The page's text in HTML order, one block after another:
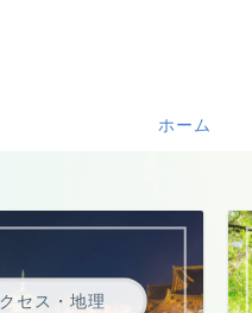
ホーム
セス・地理